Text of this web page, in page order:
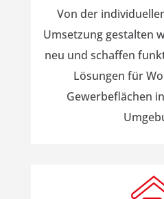
Von der
Umsetzung gestalten
neu und schaffen
Lösungen für
Gewerbeflächen